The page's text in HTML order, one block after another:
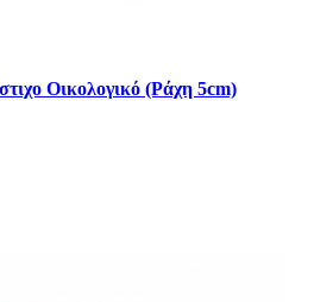
Οικολογικό (Pάχη 5cm)